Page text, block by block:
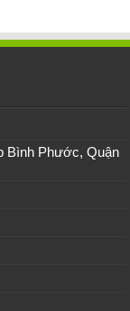
Bình Phước, Quận